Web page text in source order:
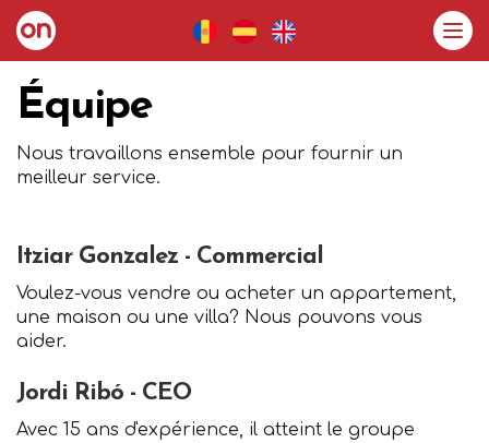
Équipe
Nous travaillons ensemble pour fournir un
meilleur service.
Itziar Gonzalez - Commercial
Voulez-vous vendre ou acheter un appartement,
une maison ou une villa? Nous pouvons vous
aider.
Jordi Ribó - CEO
Avec 15 ans d'expérience, il atteint le groupe